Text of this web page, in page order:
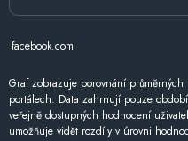
facebook.com
Graf zobrazuje porovnání
portálech. Data zahrnují pouze
veřejně dostupných hodnocení
umožňuje vidět rozdíly v úrovni